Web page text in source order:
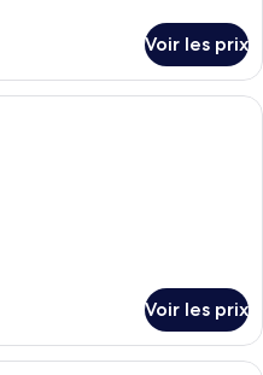
Voir les prix
Une chambre à coucher avec un lit,
Voir les prix
Un couloir aux murs blancs, avec